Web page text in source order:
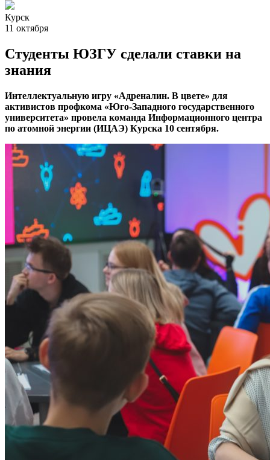
Курск
11 октября
Студенты ЮЗГУ сделали ставки на
знания
Интеллектуальную игру «Адреналин. В цвете» для
активистов профкома «Юго-Западного государственного
университета» провела команда Информационного центра
по атомной энергии (ИЦАЭ) Курска 10 сентября.